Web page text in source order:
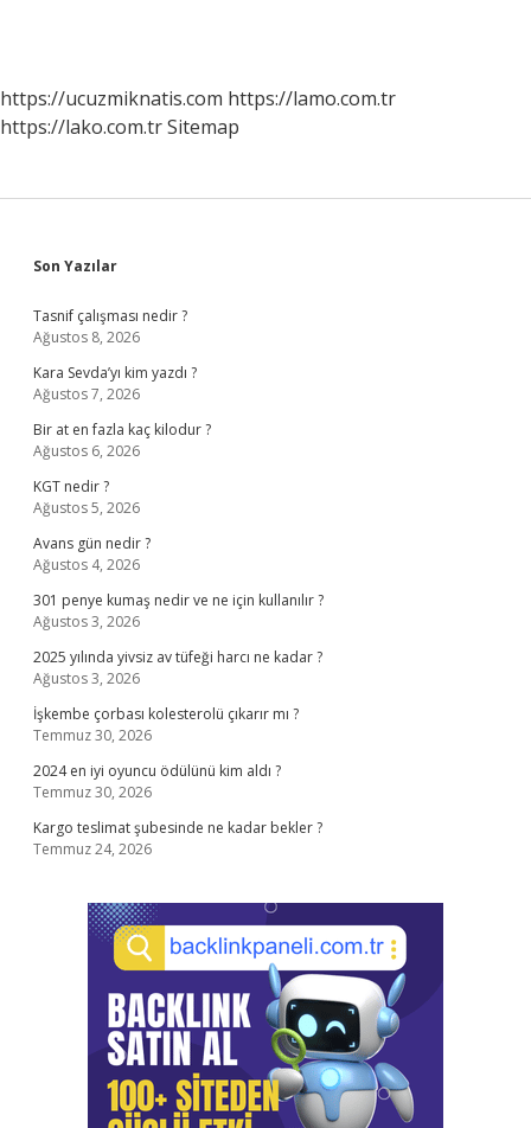
https://ucuzmiknatis.com https://lamo.com.tr
https://lako.com.trSitemap
Sidebar
Son Yazılar
Tasnif çalışması nedir ?
Ağustos 8, 2026
Kara Sevda’yı kim yazdı ?
Ağustos 7, 2026
Bir at en fazla kaç kilodur ?
Ağustos 6, 2026
KGT nedir ?
Ağustos 5, 2026
Avans gün nedir ?
Ağustos 4, 2026
301 penye kumaş nedir ve ne için kullanılır ?
Ağustos 3, 2026
2025 yılında yivsiz av tüfeği harcı ne kadar ?
Ağustos 3, 2026
İşkembe çorbası kolesterolü çıkarır mı ?
Temmuz 30, 2026
2024 en iyi oyuncu ödülünü kim aldı ?
Temmuz 30, 2026
Kargo teslimat şubesinde ne kadar bekler ?
Temmuz 24, 2026